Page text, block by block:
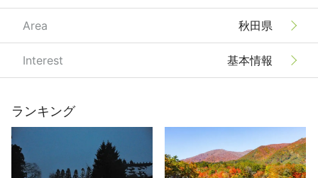
Area 秋田県
Interest 基本情報
ランキング